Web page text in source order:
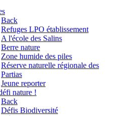
Back
Refuges LPO établissement
A l'école des Salins
Berre nature
Zone humide des piles
Réserve naturelle régionale des
Partias
Jeune reporter
nature !
Back
Défis Biodiversité